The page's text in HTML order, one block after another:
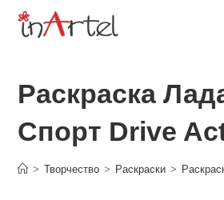
Перейти
Раскраска
Спорт Drive
> Творчество > Раскраски >